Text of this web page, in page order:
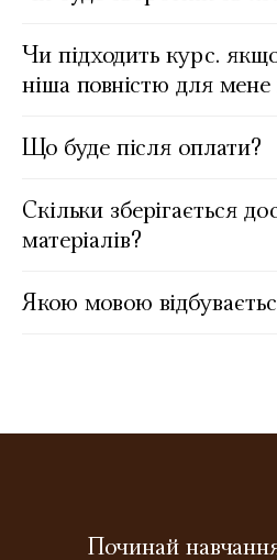
Чи підходить курс.
ніша повністю для мене
Що буде після оплати?
Скільки зберігається
матеріалів?
Якою мовою
Починай